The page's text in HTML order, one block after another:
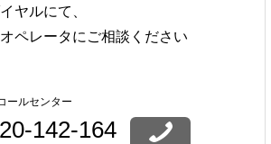
ヤルにて、
ペレータにご相談ください
ルセンター
142-164